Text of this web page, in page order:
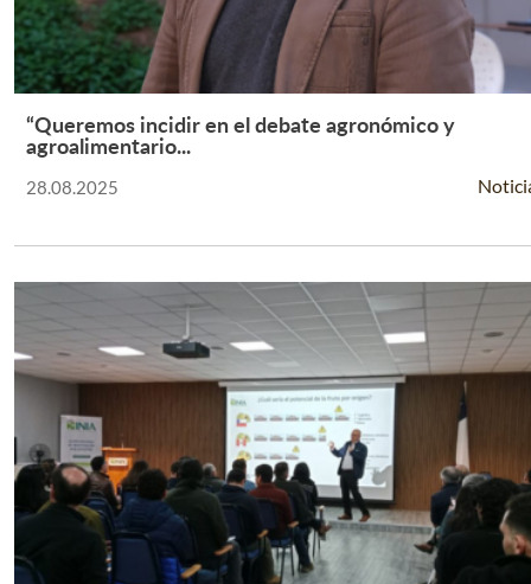
Leer Más +
“Queremos incidir en el debate agronómico y
agroalimentario...
28.08.2025